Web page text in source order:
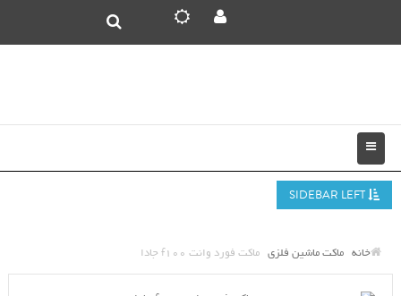
خانه ماکت ماشین فلزی ماکت فورد وانت f100 جادا